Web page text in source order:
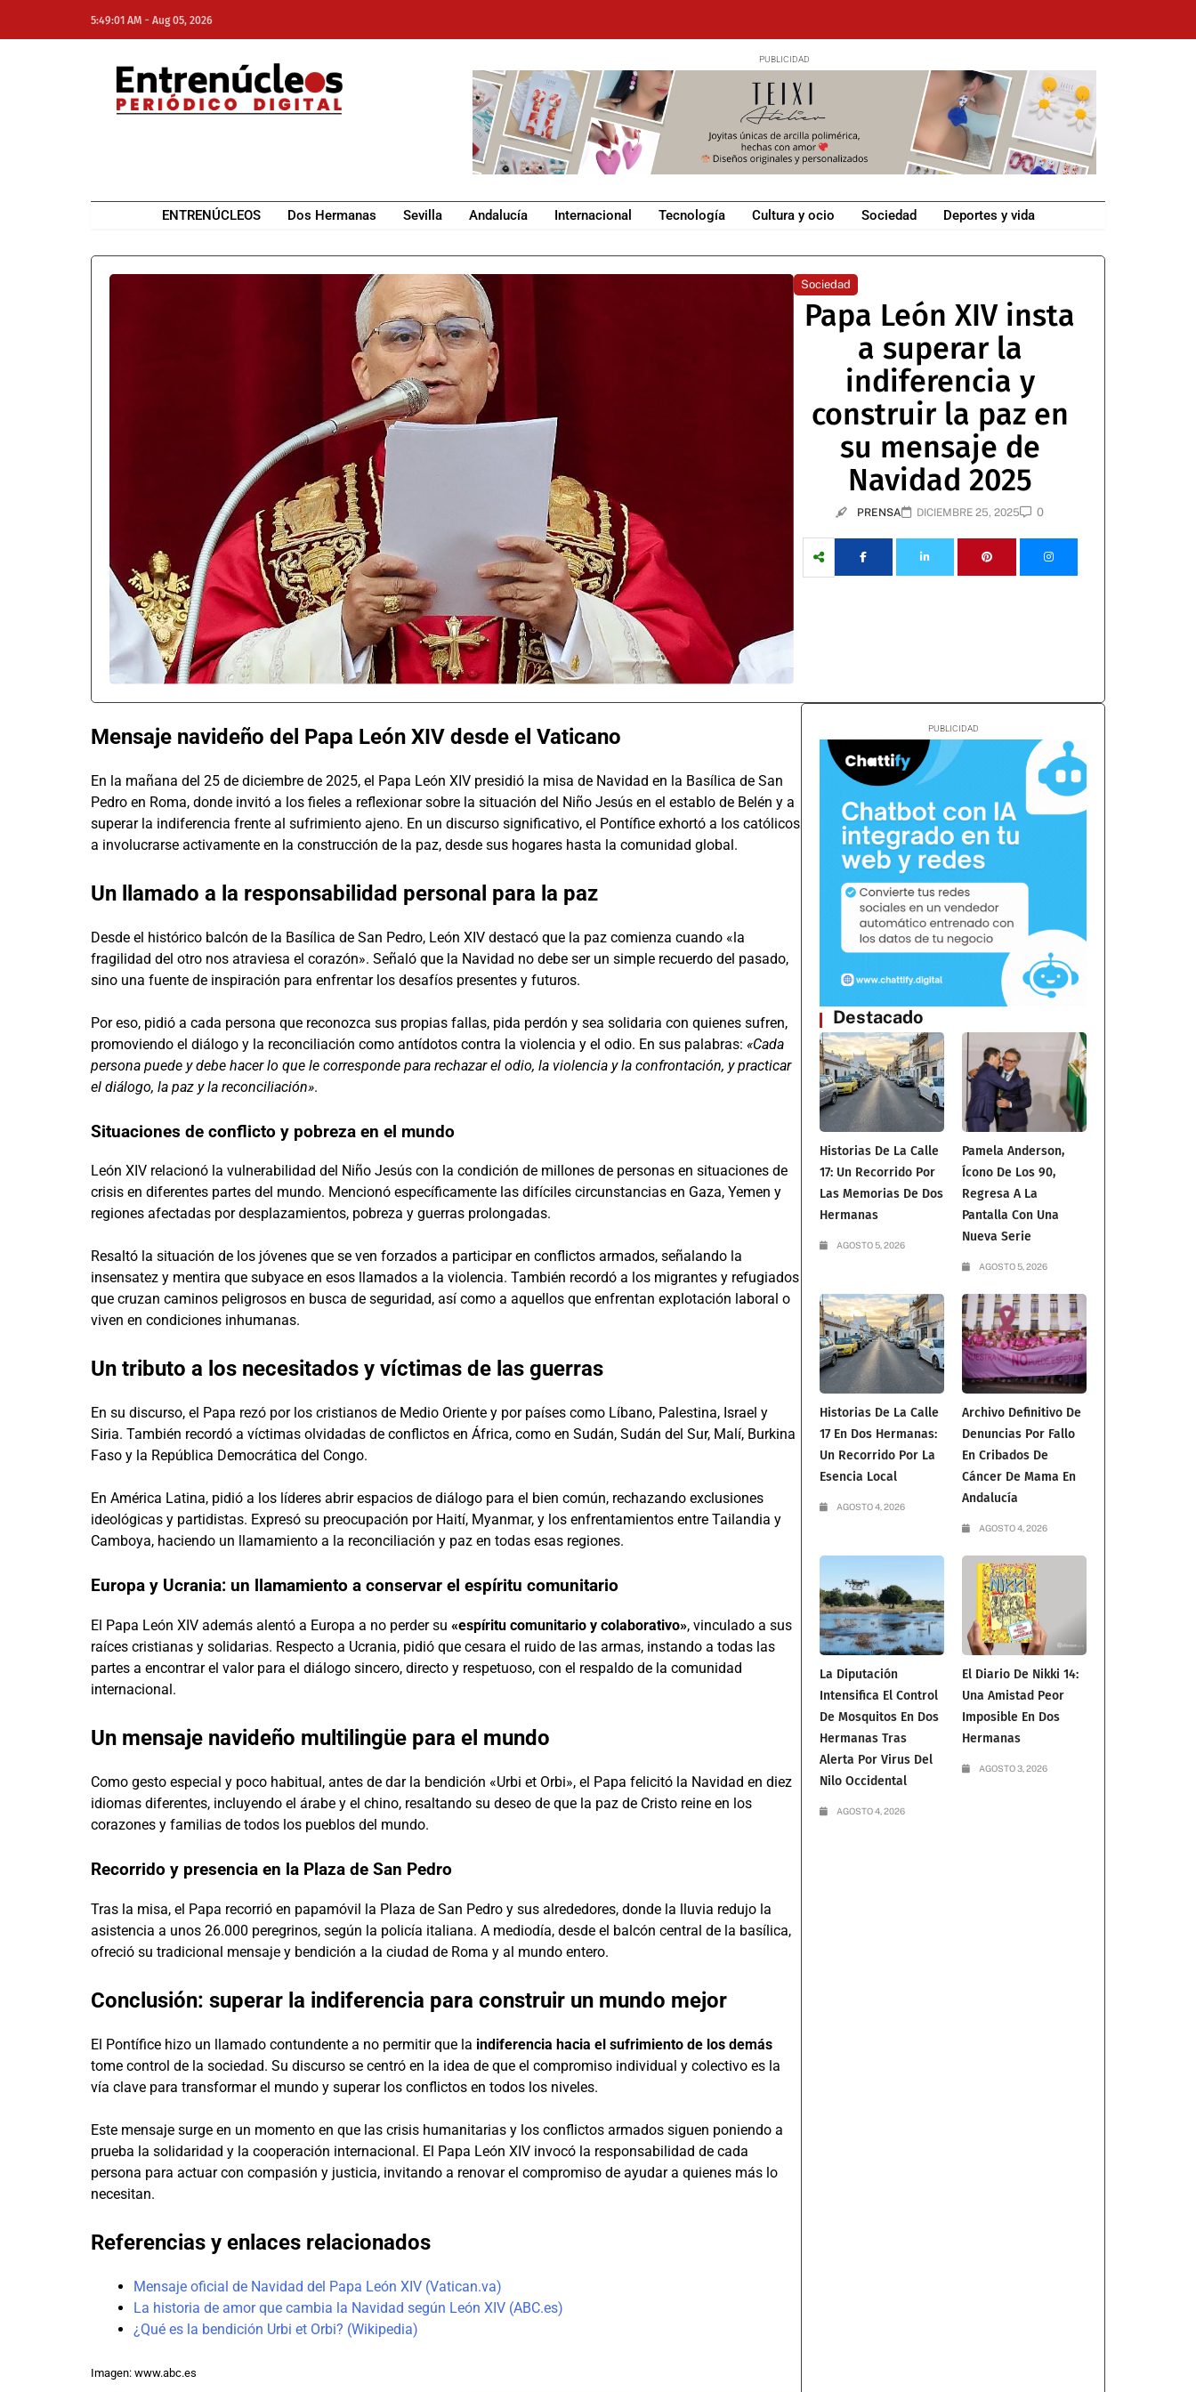
5:49:01 AM - Aug 05, 2026
ENTRENÚCLEOS Dos Hermanas Sevilla Andalucía Internacional Tecnología Cultura y ocio Sociedad Deportes y vida
Sociedad
Papa León XIV insta
a superar la
indiferencia y
construir la paz en
su mensaje de
Navidad 2025
PRENSA DICIEMBRE 25, 2025 0
Mensaje navideño del Papa León XIV desde el Vaticano
En la mañana del 25 de diciembre de 2025, el Papa León XIV presidió la misa de Navidad en la Basílica de San
Pedro en Roma, donde invitó a los fieles a reflexionar sobre la situación del Niño Jesús en el establo de Belén y a
superar la indiferencia frente al sufrimiento ajeno. En un discurso significativo, el Pontífice exhortó a los católicos
a involucrarse activamente en la construcción de la paz, desde sus hogares hasta la comunidad global.
Un llamado a la responsabilidad personal para la paz
Desde el histórico balcón de la Basílica de San Pedro, León XIV destacó que la paz comienza cuando «la
fragilidad del otro nos atraviesa el corazón». Señaló que la Navidad no debe ser un simple recuerdo del pasado,
sino una fuente de inspiración para enfrentar los desafíos presentes y futuros.
Por eso, pidió a cada persona que reconozca sus propias fallas, pida perdón y sea solidaria con quienes sufren,
promoviendo el diálogo y la reconciliación como antídotos contra la violencia y el odio. En sus palabras: «Cada
persona puede y debe hacer lo que le corresponde para rechazar el odio, la violencia y la confrontación, y practicar
el diálogo, la paz y la reconciliación».
Situaciones de conflicto y pobreza en el mundo
León XIV relacionó la vulnerabilidad del Niño Jesús con la condición de millones de personas en situaciones de
crisis en diferentes partes del mundo. Mencionó específicamente las difíciles circunstancias en Gaza, Yemen y
regiones afectadas por desplazamientos, pobreza y guerras prolongadas.
Resaltó la situación de los jóvenes que se ven forzados a participar en conflictos armados, señalando la
insensatez y mentira que subyace en esos llamados a la violencia. También recordó a los migrantes y refugiados
que cruzan caminos peligrosos en busca de seguridad, así como a aquellos que enfrentan explotación laboral o
viven en condiciones inhumanas.
Un tributo a los necesitados y víctimas de las guerras
En su discurso, el Papa rezó por los cristianos de Medio Oriente y por países como Líbano, Palestina, Israel y
Siria. También recordó a víctimas olvidadas de conflictos en África, como en Sudán, Sudán del Sur, Malí, Burkina
Faso y la República Democrática del Congo.
En América Latina, pidió a los líderes abrir espacios de diálogo para el bien común, rechazando exclusiones
ideológicas y partidistas. Expresó su preocupación por Haití, Myanmar, y los enfrentamientos entre Tailandia y
Camboya, haciendo un llamamiento a la reconciliación y paz en todas esas regiones.
Europa y Ucrania: un llamamiento a conservar el espíritu comunitario
El Papa León XIV además alentó a Europa a no perder su «espíritu comunitario y colaborativo», vinculado a sus
raíces cristianas y solidarias. Respecto a Ucrania, pidió que cesara el ruido de las armas, instando a todas las
partes a encontrar el valor para el diálogo sincero, directo y respetuoso, con el respaldo de la comunidad
internacional.
Un mensaje navideño multilingüe para el mundo
Como gesto especial y poco habitual, antes de dar la bendición «Urbi et Orbi», el Papa felicitó la Navidad en diez
idiomas diferentes, incluyendo el árabe y el chino, resaltando su deseo de que la paz de Cristo reine en los
corazones y familias de todos los pueblos del mundo.
Recorrido y presencia en la Plaza de San Pedro
Tras la misa, el Papa recorrió en papamóvil la Plaza de San Pedro y sus alrededores, donde la lluvia redujo la
asistencia a unos 26.000 peregrinos, según la policía italiana. A mediodía, desde el balcón central de la basílica,
ofreció su tradicional mensaje y bendición a la ciudad de Roma y al mundo entero.
Conclusión: superar la indiferencia para construir un mundo mejor
El Pontífice hizo un llamado contundente a no permitir que la indiferencia hacia el sufrimiento de los demás
tome control de la sociedad. Su discurso se centró en la idea de que el compromiso individual y colectivo es la
vía clave para transformar el mundo y superar los conflictos en todos los niveles.
Este mensaje surge en un momento en que las crisis humanitarias y los conflictos armados siguen poniendo a
prueba la solidaridad y la cooperación internacional. El Papa León XIV invocó la responsabilidad de cada
persona para actuar con compasión y justicia, invitando a renovar el compromiso de ayudar a quienes más lo
necesitan.
Referencias y enlaces relacionados
Mensaje oficial de Navidad del Papa León XIV (Vatican.va)
La historia de amor que cambia la Navidad según León XIV (ABC.es)
¿Qué es la bendición Urbi et Orbi? (Wikipedia)
Imagen: www.abc.es
Destacado
Historias De La Calle
17: Un Recorrido Por
Las Memorias De Dos
Hermanas
AGOSTO 5, 2026
Pamela Anderson,
Ícono De Los 90,
Regresa A La
Pantalla Con Una
Nueva Serie
AGOSTO 5, 2026
Historias De La Calle
17 En Dos Hermanas:
Un Recorrido Por La
Esencia Local
AGOSTO 4, 2026
Archivo Definitivo De
Denuncias Por Fallo
En Cribados De
Cáncer De Mama En
Andalucía
AGOSTO 4, 2026
La Diputación
Intensifica El Control
De Mosquitos En Dos
Hermanas Tras
Alerta Por Virus Del
Nilo Occidental
AGOSTO 4, 2026
El Diario De Nikki 14:
Una Amistad Peor
Imposible En Dos
Hermanas
AGOSTO 3, 2026